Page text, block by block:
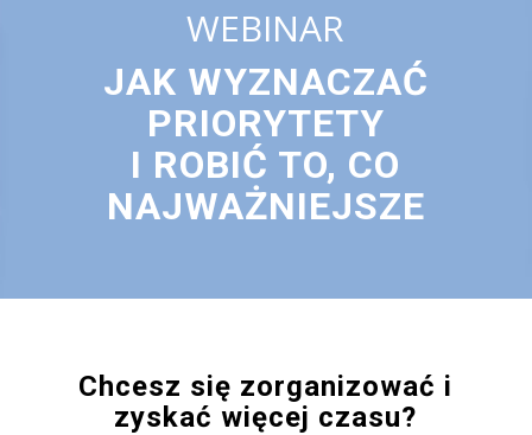
WEBINAR
JAK WYZNACZAĆ
PRIORYTETY
I ROBIĆ TO, CO
NAJWAŻNIEJSZE
Chcesz się zorganizować i
zyskać więcej czasu?